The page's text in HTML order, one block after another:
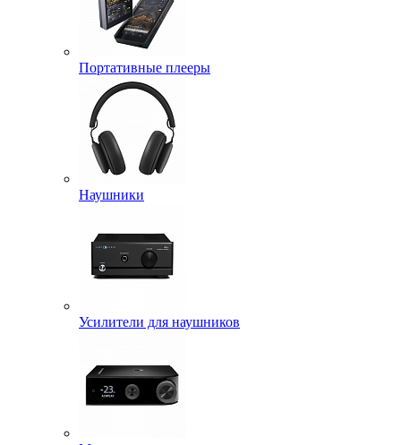
Портативные плееры
Наушники
Усилители для наушников